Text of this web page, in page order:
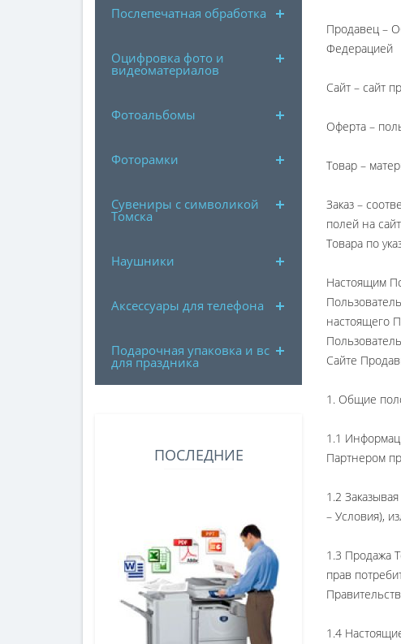
Послепечатная обработка
Оцифровка фото и
видеоматериалов
Фотоальбомы
Фоторамки
Сувениры с символикой
Томска
Наушники
Аксессуары для телефона
Подарочная упаковка и все
для праздника
ПОСЛЕДНИЕ
Продавец –
Федерацией
Сайт – сайт
Оферта –
Товар –
Заказ –
полей на
Товара по
Настоящим
настоящего
Сайте
1. Общие
1.1
Партнером
1.2
– Условия),
1.3 Продажа
прав
1.4